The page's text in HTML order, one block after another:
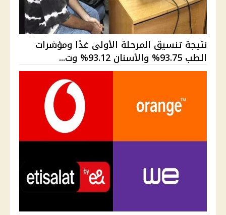
نتيجة تنسيق المرحلة الأولى غدًا ومؤشرات
الطب 93.75% والأسنان 93.12% وت...